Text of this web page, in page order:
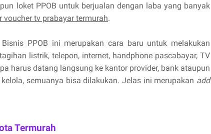
loket PPOB untuk berjualan dengan laba yang banyak
voucher tv prabayar termurah.
PPOB ini merupakan cara baru untuk melakukan
listrik, telepon, internet, handphone pascabayar, TV
harus datang langsung ke kantor provider, bank ataupun
semuanya bisa dilakukan. Jelas ini merupakan add
Termurah